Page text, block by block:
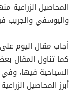
المحاصيل الزراعية
واليوسفي والجريب
أجاب مقال اليوم
كما تناول المقال
السياحية فيها، وفي
أبرز المحاصيل